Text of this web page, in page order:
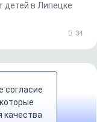
детей в Липецке
34
согласие